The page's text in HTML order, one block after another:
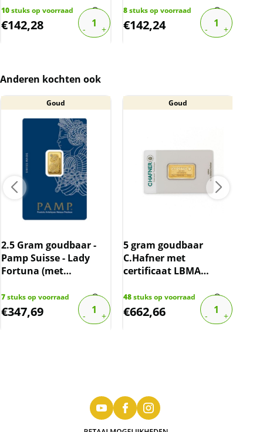
10stuks op voorraad
€142,28
8stuks op voorraad
€142,24
Anderen kochten ook
Goud
2.5 Gram goudbaar -
Pamp Suisse - Lady
Fortuna (met
7stuks op voorraad
€347,69
Goud
5 gram goudbaar
C.Hafner met
certificaat LBMA
48stuks op voorraad
€662,66